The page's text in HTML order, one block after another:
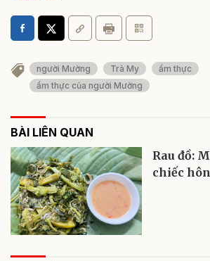
người Mường Trà My
ẩm thực
ẩm thực của người Mường
BÀI LIÊN QUAN
Rau đồ:
chiếc